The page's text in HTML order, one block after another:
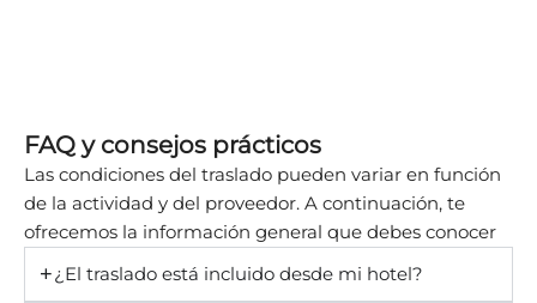
FAQ y consejos prácticos
Las condiciones del traslado pueden variar en función
de la actividad y del proveedor. A continuación, te
ofrecemos la información general que debes conocer
¿El traslado está incluido desde mi hotel?